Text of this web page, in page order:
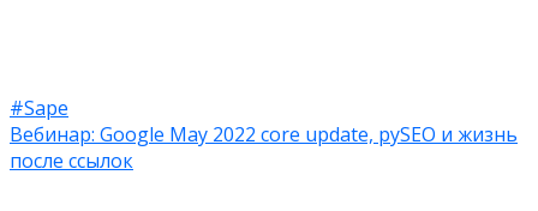
#Sape
Вебинар: Google May 2022 core update, руSEO и жизнь
после ссылок